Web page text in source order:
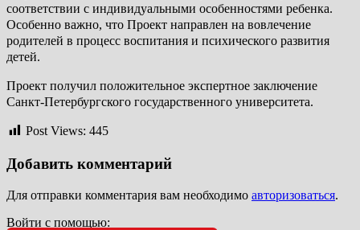
соответствии с индивидуальными особенностями ребенка.
Особенно важно, что Проект направлен на вовлечение
родителей в процесс воспитания и психического развития
детей.
Проект получил положительное экспертное заключение
Санкт-Петербургского государственного университета.
Post Views: 445
Добавить комментарий
Для отправки комментария вам необходимо авторизоваться.
Войти с помощью: